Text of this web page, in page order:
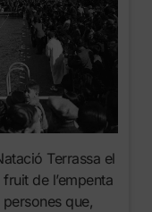
Terrassa el
de l’empenta
que,